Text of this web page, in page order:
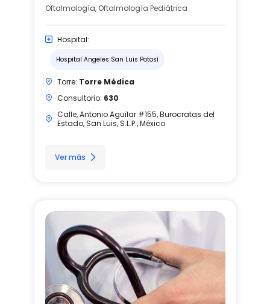
Oftalmología, Oftalmología Pediátrica
Hospital:
Hospital Angeles San Luis Potosí
Torre: Torre Médica
Consultorio: 630
Calle, Antonio Aguilar #155, Burocratas del
Estado, San Luis, S.L.P., México
Ver más